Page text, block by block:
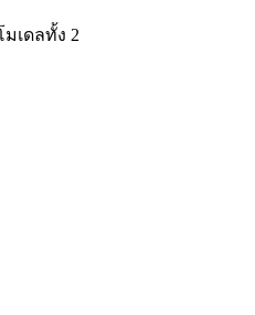
เดลทั้ง 2